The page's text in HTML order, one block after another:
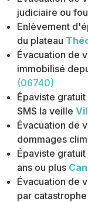
judiciaire ou
Enlèvement
du plateau
Évacuation de
immobilisé
(06740)
Épaviste
SMS la veille
Évacuation de
dommages
Épaviste
ans ou plus
Évacuation de
par